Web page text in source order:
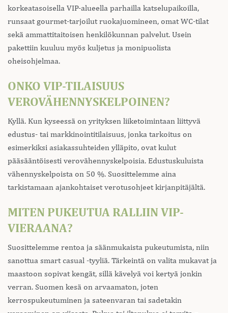
korkeatasoisella VIP-alueella parhailla katselupaikoilla,
runsaat gourmet-tarjoilut ruokajuomineen, omat WC-tilat
sekä ammattitaitoisen henkilökunnan palvelut. Usein
pakettiin kuuluu myös kuljetus ja monipuolista
oheisohjelmaa.
ONKO VIP-TILAISUUS
VEROVÄHENNYSKELPOINEN?
Kyllä. Kun kyseessä on yrityksen liiketoimintaan liittyvä
edustus- tai markkinointitilaisuus, jonka tarkoitus on
esimerkiksi asiakassuhteiden ylläpito, ovat kulut
pääsääntöisesti verovähennyskelpoisia. Edustuskuluista
vähennyskelpoista on 50 %. Suosittelemme aina
tarkistamaan ajankohtaiset verotusohjeet kirjanpitäjältä.
MITEN PUKEUTUA RALLIIN VIP-
VIERAANA?
Suosittelemme rentoa ja säänmukaista pukeutumista, niin
sanottua smart casual -tyyliä. Tärkeintä on valita mukavat ja
maastoon sopivat kengät, sillä kävelyä voi kertyä jonkin
verran. Suomen kesä on arvaamaton, joten
kerrospukeutuminen ja sateenvaran tai sadetakin